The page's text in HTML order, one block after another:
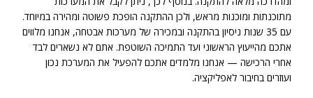
מתוכנתות ומוכנות מראש, ולכן ההתקנה הופכת פשוטה ומהירה במיוחד.
עם 35 שנות ניסיון בהתקנה ובמכירה של מערכות אבטחה, אנחנו מלווים
אתכם מהייעוץ הראשוני ועד התמיכה השוטפת. אתם לא נשארים לבד
אחרי הרכישה — אנחנו מלמדים אתכם להפעיל את המערכת נכון
ועוזרים בחיבור לאפליקציה.